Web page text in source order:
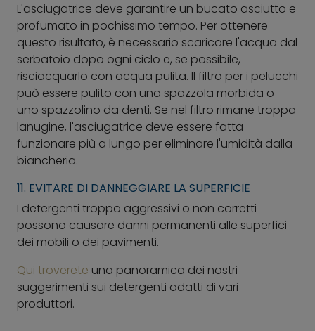
L'asciugatrice deve garantire un bucato asciutto e
profumato in pochissimo tempo. Per ottenere
questo risultato, è necessario scaricare l'acqua dal
serbatoio dopo ogni ciclo e, se possibile,
risciacquarlo con acqua pulita. Il filtro per i pelucchi
può essere pulito con una spazzola morbida o
uno spazzolino da denti. Se nel filtro rimane troppa
lanugine, l'asciugatrice deve essere fatta
funzionare più a lungo per eliminare l'umidità dalla
biancheria.
11. EVITARE DI DANNEGGIARE LA SUPERFICIE
I detergenti troppo aggressivi o non corretti
possono causare danni permanenti alle superfici
dei mobili o dei pavimenti.
Qui troverete una panoramica dei nostri
suggerimenti sui detergenti adatti di vari
produttori.